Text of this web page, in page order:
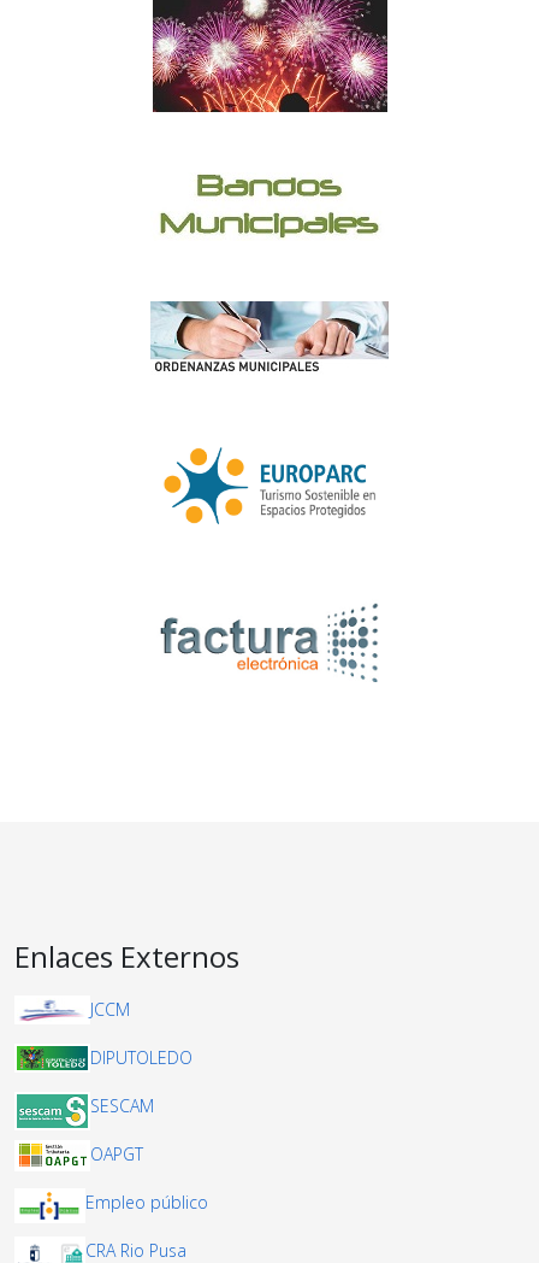
Enlaces Externos
JCCM
DIPUTOLEDO
SESCAM
OAPGT
Empleo público
CRA Rio Pusa